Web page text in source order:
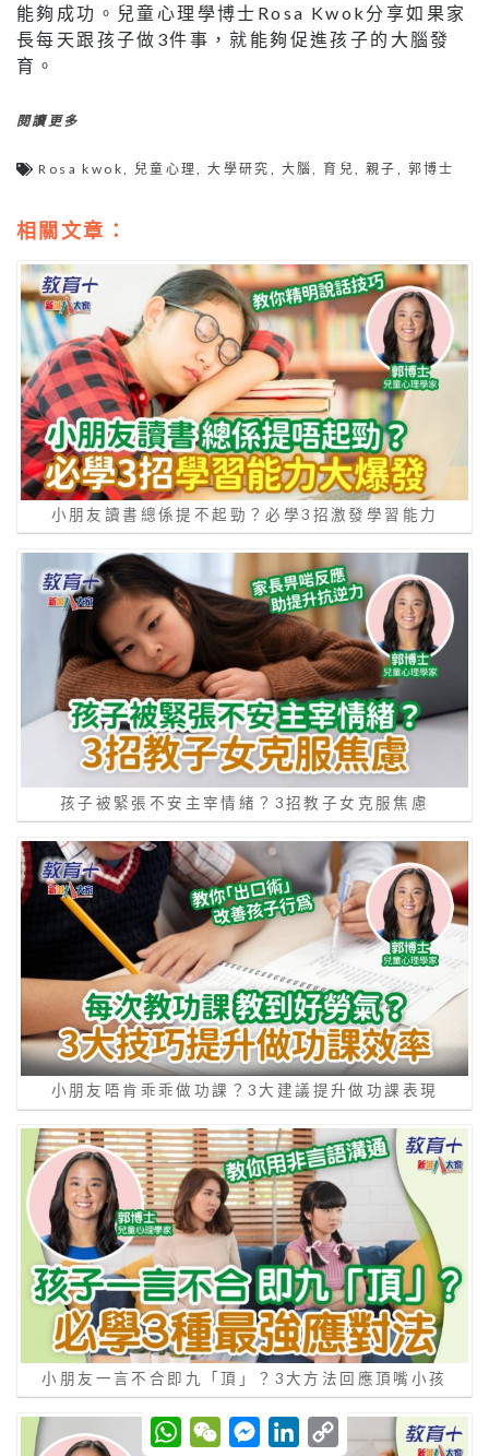
能夠成功。兒童心理學博士Rosa Kwok分享如果家
長每天跟孩子做3件事，就能夠促進孩子的大腦發
育。
閱讀更多
Rosa kwok 兒童心理 ,大學研究 大腦 ,育兒 親子 郭博士
相關文章：
小朋友讀書總係提不起勁？必學3招激發學習能力
孩子被緊張不安主宰情緒？3招教子女克服焦慮
小朋友唔肯乖乖做功課？3大建議提升做功課表現
小朋友一言不合即九「頂」？3大方法回應頂嘴小孩
W
h
W
e
M
e
L
o